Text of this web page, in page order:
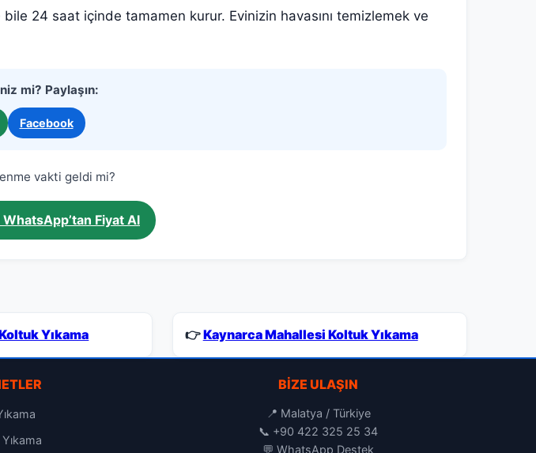
bile 24 saat içinde tamamen kurur. Evinizin havasını temizlemek ve
mi? Paylaşın:
Facebook
vakti geldi mi?
WhatsApp’tan Fiyat Al
Yıkama 👉Kaynarca Mahallesi Koltuk Yıkama
BIZE ULAŞIN
📍 Malatya / Türkiye
📞 +90 422 325 25 34
💬WhatsApp Destek